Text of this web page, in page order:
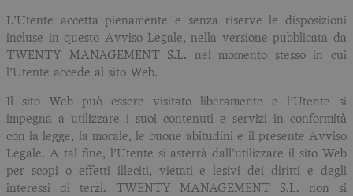
L’Utente accetta pienamente e senza riserve le disposizioni
incluse in questo Avviso Legale, nella versione pubblicata da
TWENTY MANAGEMENT S.L. nel momento stesso in cui
l’Utente accede al sito Web.
Il sito Web può essere visitato liberamente e l’Utente si
impegna a utilizzare i suoi contenuti e servizi in conformità
con la legge, la morale, le buone abitudini e il presente Avviso
Legale. A tal fine, l’Utente si asterrà dall’utilizzare il sito Web
per scopi o effetti illeciti, vietati e lesivi dei diritti e degli
interessi di terzi. TWENTY MANAGEMENT S.L. non si